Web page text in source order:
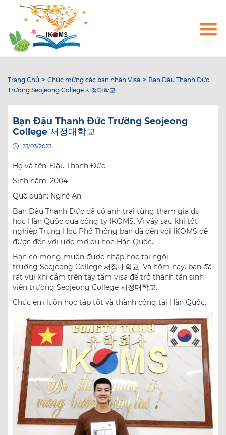
dung
Trang Chủ > Chúc mừng các bạn nhận Visa > Bạn Đậu Thanh Đức
Trường Seojeong College 서정대학교
Bạn Đậu Thanh Đức Trường Seojeong
College 서정대학교
23/03/2023
Họ và tên: Đậu Thanh Đức
Sinh năm: 2004
Quê quán: Nghệ An
Bạn Đậu Thanh Đức đã có anh trai từng tham gia du
học Hàn Quốc qua công ty IKOMS. Vì vậy sau khi tốt
nghiệp Trung Học Phổ Thông bạn đã đến với IKOMS để
được đến với ước mơ du học Hàn Quốc.
Bạn có mong muốn được nhập học tại ngôi
trường Seojeong College 서정대학교. Và hôm nay. bạn đã
rất vui khi cầm trên tay tấm visa để trở thành tân sinh
viên trường Seojeong College 서정대학교.
Chúc em luôn học tập tốt và thành công tại Hàn Quốc.